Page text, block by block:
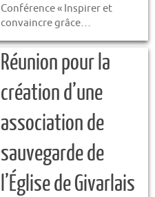
Conférence « Inspirer et
convaincre grâce…
Réunion pour la
création d’une
association de
sauvegarde de
l’Église de Givarlais